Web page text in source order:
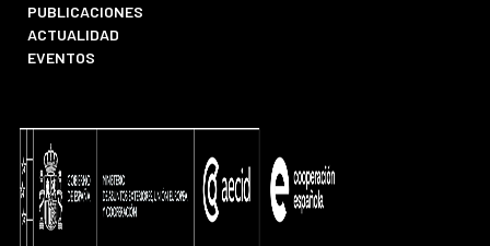
PUBLICACIONES
ACTUALIDAD
EVENTOS